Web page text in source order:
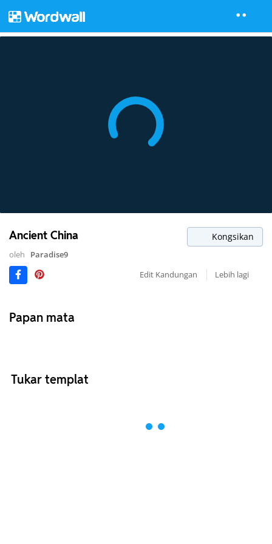
Ancient China Kongsikan
oleh
Paradise9
Edit Kandungan
Lebih lagi
Papan mata
Tukar templat